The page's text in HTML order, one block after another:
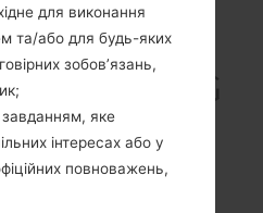
akaLG
телефонів LG
для виконання
та/або для будь-яких
зобов’язань,
завданням, яке
інтересах або у
повноважень,